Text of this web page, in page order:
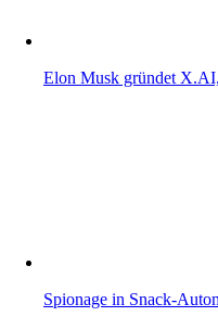
Elon Musk gründet
Spionage in Snack-